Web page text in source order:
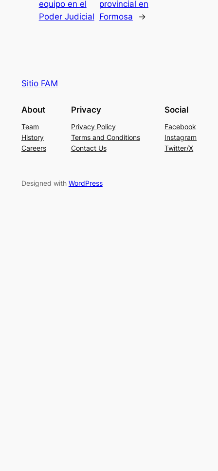
equipo en el
Poder Judicial
provincial en
Formosa
→
Sitio FAM
About
Team
History
Careers
Privacy
Privacy Policy
Terms and Conditions
Contact Us
Social
Facebook
Instagram
Twitter/X
Designed with WordPress